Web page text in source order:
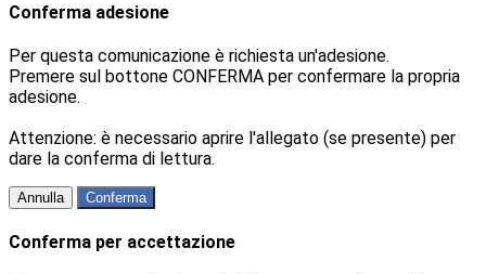
Conferma adesione
Per questa comunicazione è richiesta un'adesione.
Premere sul bottone CONFERMA per confermare la propria
adesione.
Attenzione: è necessario aprire l'allegato (se presente) per
dare la conferma di lettura.
Annulla Conferma
Conferma per accettazione